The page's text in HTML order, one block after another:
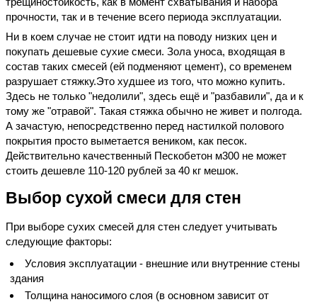
прочности, так и в течение всего периода эксплуатации.
Ни в коем случае не стоит идти на поводу низких цен и
покупать дешевые сухие смеси. Зола уноса, входящая в
состав таких смесей (ей подменяют цемент), со временем
разрушает стяжку.Это худшее из того, что можно купить.
Здесь не только "недолили", здесь ещё и "разбавили", да и к
тому же "отравой". Такая стяжка обычно не живет и полгода.
А зачастую, непосредственно перед настилкой полового
покрытия просто выметается веником, как песок.
Действительно качественный Пескобетон м300 не может
стоить дешевле 110-120 рублей за 40 кг мешок.
Выбор сухой смеси для стен
При выборе сухих смесей для стен следует учитывать
следующие факторы:
Условия эксплуатации - внешние или внутренние стены
здания
Толщина наносимого слоя (в основном зависит от